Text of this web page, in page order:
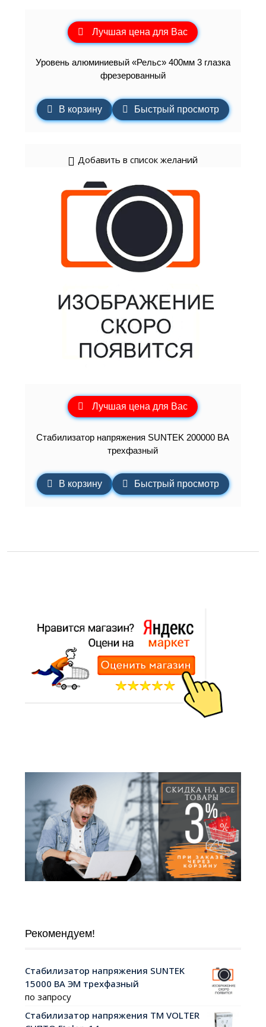
Лучшая цена для Вас
Уровень алюминиевый «Рельс» 400мм 3 глазка
фрезерованный
В корзину Быстрый просмотр
Добавить в список желаний
Лучшая цена для Вас
Стабилизатор напряжения SUNTEK 200000 ВА
трехфазный
В корзину Быстрый просмотр
Рекомендуем!
Стабилизатор напряжения SUNTEK
15000 ВА ЭМ трехфазный
по запросу
Стабилизатор напряжения ТМ VOLTER